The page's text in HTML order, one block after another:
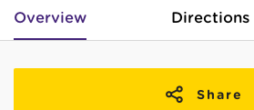
Overview Directions
Share